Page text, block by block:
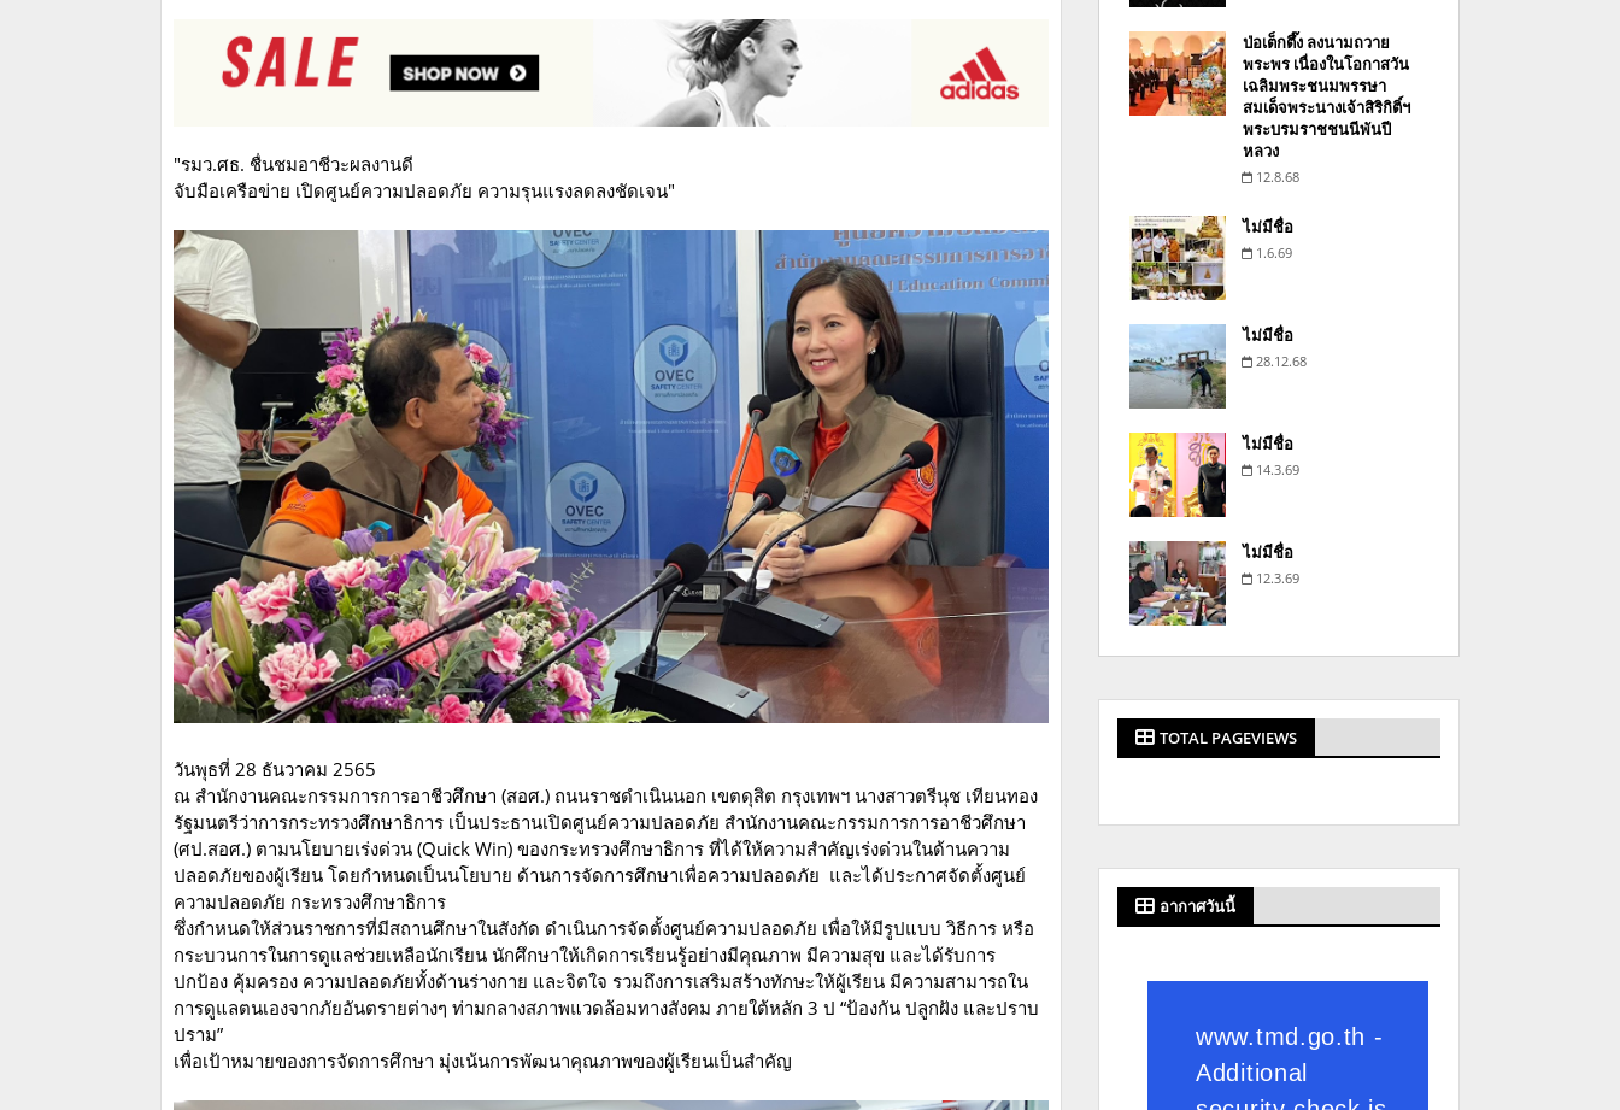
"รมว.ศธ. ชื่นชมอาชีวะผลงานดี
จับมือเครือข่าย เปิดศูนย์ความปลอดภัย ความรุนแรงลดลงชัดเจน"
วันพุธที่ 28 ธันวาคม 2565
ณ สำนักงานคณะกรรมการการอาชีวศึกษา (สอศ.) ถนนราชดำเนินนอก เขตดุสิต กรุงเทพฯ นางสาวตรีนุช เทียนทอง
รัฐมนตรีว่าการกระทรวงศึกษาธิการ เป็นประธานเปิดศูนย์ความปลอดภัย สำนักงานคณะกรรมการการอาชีวศึกษา
(ศป.สอศ.) ตามนโยบายเร่งด่วน (Quick Win) ของกระทรวงศึกษาธิการ ที่ได้ให้ความสำคัญเร่งด่วนในด้านความ
ปลอดภัยของผู้เรียน โดยกำหนดเป็นนโยบาย ด้านการจัดการศึกษาเพื่อความปลอดภัย และได้ประกาศจัดตั้งศูนย์
ความปลอดภัย กระทรวงศึกษาธิการ
ซึ่งกำหนดให้ส่วนราชการที่มีสถานศึกษาในสังกัด ดำเนินการจัดตั้งศูนย์ความปลอดภัย เพื่อให้มีรูปแบบ วิธีการ หรือ
กระบวนการในการดูแลช่วยเหลือนักเรียน นักศึกษาให้เกิดการเรียนรู้อย่างมีคุณภาพ มีความสุข และได้รับการ
ปกป้อง คุ้มครอง ความปลอดภัยทั้งด้านร่างกาย และจิตใจ รวมถึงการเสริมสร้างทักษะให้ผู้เรียน มีความสามารถใน
การดูแลตนเองจากภัยอันตรายต่างๆ ท่ามกลางสภาพแวดล้อมทางสังคม ภายใต้หลัก 3 ป “ป้องกัน ปลูกฝัง และปราบ
ปราม”
เพื่อเป้าหมายของการจัดการศึกษา มุ่งเน้นการพัฒนาคุณภาพของผู้เรียนเป็นสำคัญ
ป่อเต็กตึ๊ง ลงนามถวาย
พระพร เนื่องในโอกาสวัน
เฉลิมพระชนมพรรษา
สมเด็จพระนางเจ้าสิริกิติ์ฯ
พระบรมราชชนนีพันปี
หลวง
12.8.68
ไม่มีชื่อ
1.6.69
ไม่มีชื่อ
28.12.68
ไม่มีชื่อ
14.3.69
ไม่มีชื่อ
12.3.69
TOTAL PAGEVIEWS
อากาศวันนี้